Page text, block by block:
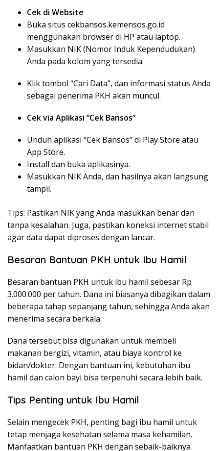
Cek di Website
Buka situs cekbansos.kemensos.go.id
menggunakan browser di HP atau laptop.
Masukkan NIK (Nomor Induk Kependudukan)
Anda pada kolom yang tersedia.
Klik tombol “Cari Data”, dan informasi status Anda
sebagai penerima PKH akan muncul.
Cek via Aplikasi “Cek Bansos”
Unduh aplikasi “Cek Bansos” di Play Store atau
App Store.
Install dan buka aplikasinya.
Masukkan NIK Anda, dan hasilnya akan langsung
tampil.
Tips: Pastikan NIK yang Anda masukkan benar dan
tanpa kesalahan. Juga, pastikan koneksi internet stabil
agar data dapat diproses dengan lancar.
Besaran Bantuan PKH untuk Ibu Hamil
Besaran bantuan PKH untuk ibu hamil sebesar Rp
3.000.000 per tahun. Dana ini biasanya dibagikan dalam
beberapa tahap sepanjang tahun, sehingga Anda akan
menerima secara berkala.
Dana tersebut bisa digunakan untuk membeli
makanan bergizi, vitamin, atau biaya kontrol ke
bidan/dokter. Dengan bantuan ini, kebutuhan ibu
hamil dan calon bayi bisa terpenuhi secara lebih baik.
Tips Penting untuk Ibu Hamil
Selain mengecek PKH, penting bagi ibu hamil untuk
tetap menjaga kesehatan selama masa kehamilan.
Manfaatkan bantuan PKH dengan sebaik-baiknya